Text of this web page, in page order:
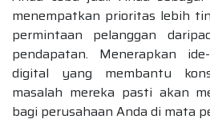
menempatkan prioritas lebih
permintaan pelanggan
pendapatan. Menerapkan
digital yang membantu
masalah mereka pasti akan
bagi perusahaan Anda di mata